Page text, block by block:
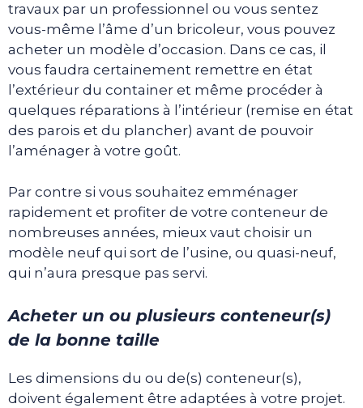
travaux par un professionnel ou vous sentez
vous-même l’âme d’un bricoleur, vous pouvez
acheter un modèle d’occasion. Dans ce cas, il
vous faudra certainement remettre en état
l’extérieur du container et même procéder à
quelques réparations à l’intérieur (remise en état
des parois et du plancher) avant de pouvoir
l’aménager à votre goût.
Par contre si vous souhaitez emménager
rapidement et profiter de votre conteneur de
nombreuses années, mieux vaut choisir un
modèle neuf qui sort de l’usine, ou quasi-neuf,
qui n’aura presque pas servi.
Acheter un ou plusieurs conteneur(s)
de la bonne taille
Les dimensions du ou de(s) conteneur(s),
doivent également être adaptées à votre projet.